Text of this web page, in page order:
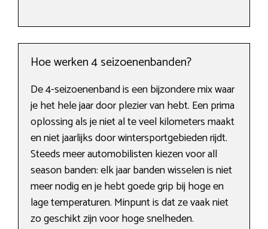
Hoe werken 4 seizoenenbanden?
De 4-seizoenenband is een bijzondere mix waar
je het hele jaar door plezier van hebt. Een prima
oplossing als je niet al te veel kilometers maakt
en niet jaarlijks door wintersportgebieden rijdt.
Steeds meer automobilisten kiezen voor all
season banden: elk jaar banden wisselen is niet
meer nodig en je hebt goede grip bij hoge en
lage temperaturen. Minpunt is dat ze vaak niet
zo geschikt zijn voor hoge snelheden.